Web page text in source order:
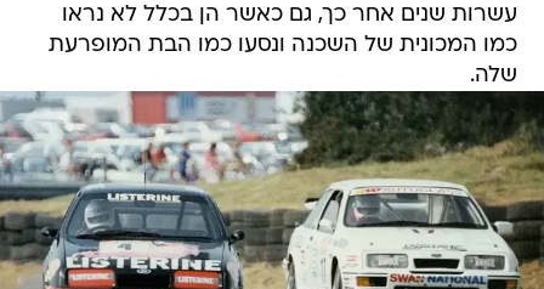
עשרות שנים אחר כך, גם כאשר הן בכלל לא נראו
כמו המכונית של השכנה ונסעו כמו הבת המופרעת
שלה.